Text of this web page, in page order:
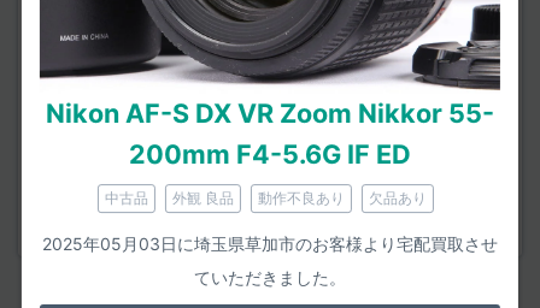
Nikon AF-S DX VR Zoom Nikkor 55-
200mm F4-5.6G IF ED
中古品 外観 良品 動作不良あり 欠品あり
2025年05月03日に埼玉県草加市のお客様より宅配買取させ
ていただきました。
タバコなどのにおいが付着していないか。
動作の状態
オートフォーカス時に引っかき音（甲高いキーキー
音）、いわゆる「AF鳴き」はないか。
ズームリングやピントリングがスムーズに回るか。
手ブレ補正が利いているか。
＜Nikon AF-S DX VR Zoom Nikkor 55-200mm F4-